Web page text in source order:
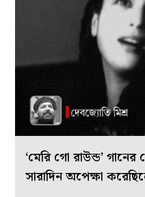
‘মেরি গো রাউন্ড’
সারাদিন অপেক্ষা